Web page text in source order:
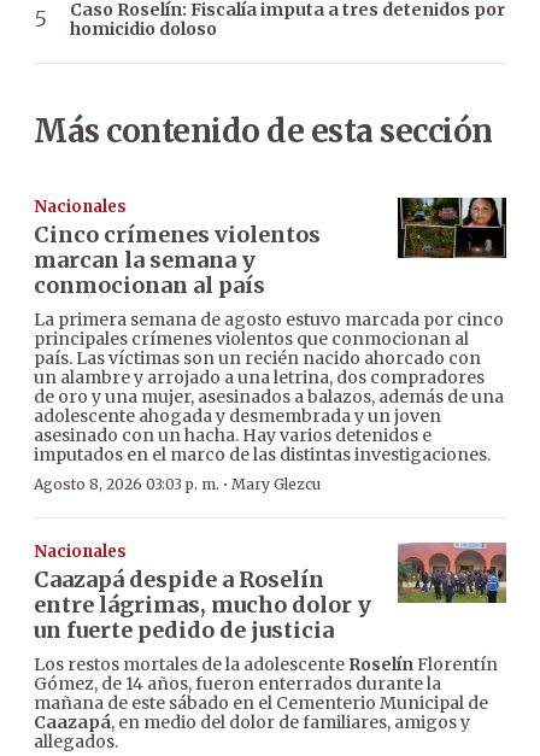
Caso Roselín: Fiscalía imputa a tres detenidos por
homicidio doloso
Más contenido de esta sección
Nacionales
Cinco crímenes violentos
marcan la semana y
conmocionan al país
La primera semana de agosto estuvo marcada por cinco
principales crímenes violentos que conmocionan al
país. Las víctimas son un recién nacido ahorcado con
un alambre y arrojado a una letrina, dos compradores
de oro y una mujer, asesinados a balazos, además de una
adolescente ahogada y desmembrada y un joven
asesinado con un hacha. Hay varios detenidos e
imputados en el marco de las distintas investigaciones.
Agosto 8, 2026 03:03 p. m. · Mary Glezcu
Nacionales
Caazapá despide a Roselín
entre lágrimas, mucho dolor y
un fuerte pedido de justicia
Los restos mortales de la adolescente RoselínFlorentín
Gómez, de 14 años, fueron enterrados durante la
mañana de este sábado en el Cementerio Municipal de
Caazapá, en medio del dolor de familiares, amigos y
allegados.